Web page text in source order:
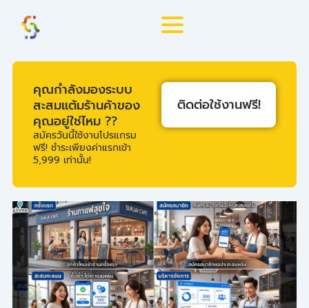
content
คุณกำลังมองระบบ
สะสมแต้มร้านค้าของ
คุณอยู่ใช่ไหม ??
สมัครวันนี้ใช้งานโปรแกรม
ฟรี! ชำระเพียงค่าแรกเข้า
5,999 เท่านั้น!
ติดต่อใช้งานฟรี!